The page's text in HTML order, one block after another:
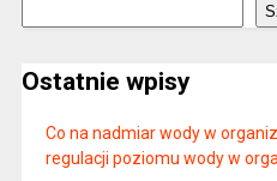
Ostatnie wpisy
Co na nadmiar wody w
regulacji poziomu wody w